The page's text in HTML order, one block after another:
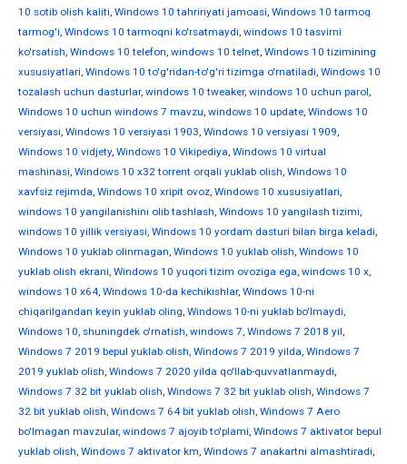
10 sotib olish kaliti, Windows 10 tahririyati jamoasi, Windows 10 tarmoq
tarmog'i, Windows 10 tarmoqni ko'rsatmaydi, windows 10 tasvirni
ko'rsatish, Windows 10 telefon, windows 10 telnet, Windows 10 tizimining
xususiyatlari, Windows 10 to'g'ridan-to'g'ri tizimga o'rnatiladi, Windows 10
tozalash uchun dasturlar, windows 10 tweaker, windows 10 uchun parol,
Windows 10 uchun windows 7 mavzu, windows 10 update, Windows 10
versiyasi, Windows 10 versiyasi 1903, Windows 10 versiyasi 1909,
Windows 10 vidjety, Windows 10 Vikipediya, Windows 10 virtual
mashinasi, Windows 10 x32 torrent orqali yuklab olish, Windows 10
xavfsiz rejimda, Windows 10 xripit ovoz, Windows 10 xususiyatlari,
windows 10 yangilanishini olib tashlash, Windows 10 yangilash tizimi,
windows 10 yillik versiyasi, Windows 10 yordam dasturi bilan birga keladi,
Windows 10 yuklab olinmagan, Windows 10 yuklab olish, Windows 10
yuklab olish ekrani, Windows 10 yuqori tizim ovoziga ega, windows 10 х,
windows 10 х64, Windows 10-da kechikishlar, Windows 10-ni
chiqarilgandan keyin yuklab oling, Windows 10-ni yuklab bo'lmaydi,
Windows 10, shuningdek o'rnatish, windows 7, Windows 7 2018 yil,
Windows 7 2019 bepul yuklab olish, Windows 7 2019 yilda, Windows 7
2019 yuklab olish, Windows 7 2020 yilda qo'llab-quvvatlanmaydi,
Windows 7 32 bit yuklab olish, Windows 7 32 bit yuklab olish, Windows 7
32 bit yuklab olish, Windows 7 64 bit yuklab olish, Windows 7 Aero
bo'lmagan mavzular, windows 7 ajoyib to'plami, Windows 7 aktivator bepul
yuklab olish, Windows 7 aktivator km, Windows 7 anakartni almashtiradi,